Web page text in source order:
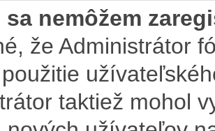
sa nemôžem
že Administrátor
taktiež mohol